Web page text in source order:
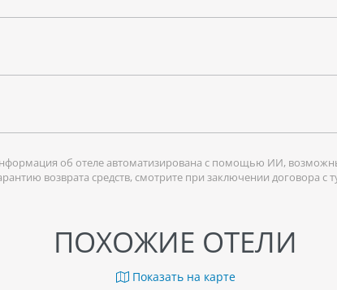
об отеле автоматизирована с помощью ИИ,
возврата средств, смотрите при заключении договора с
ПОХОЖИЕ ОТЕЛИ
Показать на карте